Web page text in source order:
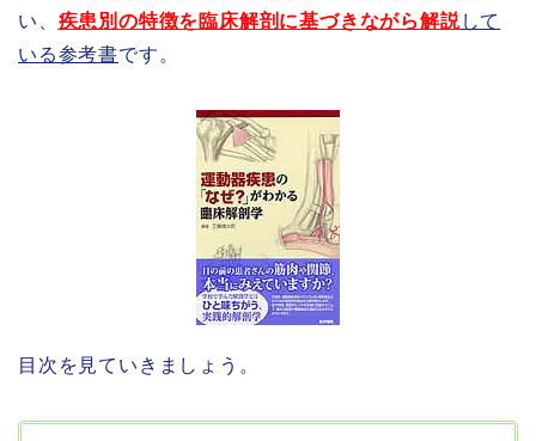
い、 疾患別の特徴を臨床解剖に基づきながら解説して
いる参考書です。
目次を見ていきましょう。